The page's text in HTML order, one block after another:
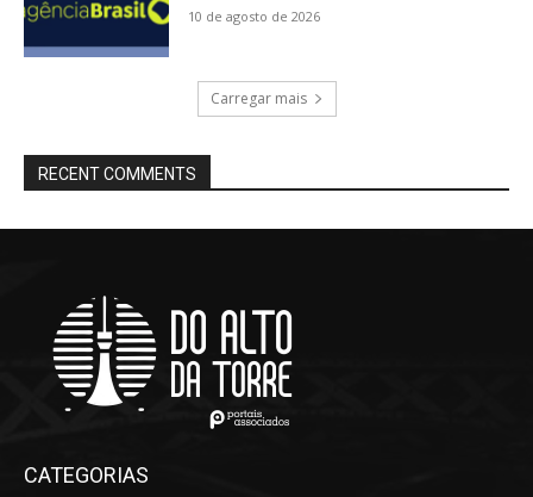
10 de agosto de 2026
Carregar mais
RECENT COMMENTS
CATEGORIAS